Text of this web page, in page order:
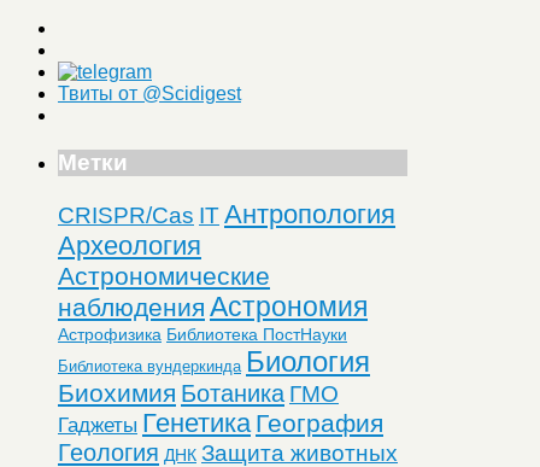
Твиты от @Scidigest
Метки
CRISPR/Cas ITАнтропология
Археология
Астрономические
наблюдения Астрономия
Астрофизика Библиотека ПостНауки
Библиотека вундеркинда Биология
Биохимия Ботаника ГМО
Гаджеты Генетика География
Геология ДНК Защита животных